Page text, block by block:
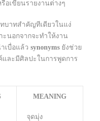
อเขียนรายงานต่างๆ
บาทสำคัญทีเดียวในแง่
ะนอกจากจะทำให้งาน
เบื่อแล้ว synonyms ยังช่วย
และมีศิลปะในการพูดการ
MEANING
จุดมุ่ง